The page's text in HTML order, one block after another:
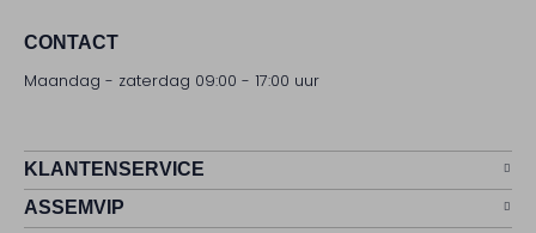
CONTACT
Maandag - zaterdag 09:00 - 17:00 uur
KLANTENSERVICE
ASSEMVIP